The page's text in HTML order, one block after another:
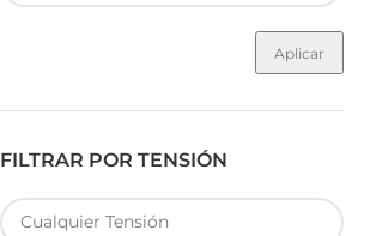
Aplicar
FILTRAR POR TENSIÓN